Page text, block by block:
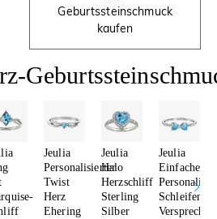
Geburtssteinschmuck
kaufen
Jeulia
Personalisierter
Twist
Herz
Ehering
Jeulia
Halo
Herzschliff
Sterling
Silber
Jeulia
Einfacher
Schleifen